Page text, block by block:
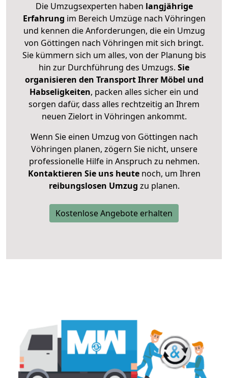
Die Umzugsexperten haben langjährige
Erfahrung im Bereich Umzüge nach Vöhringen
und kennen die Anforderungen, die ein Umzug
von Göttingen nach Vöhringen mit sich bringt.
Sie kümmern sich um alles, von der Planung bis
hin zur Durchführung des Umzugs. Sie
organisieren den Transport Ihrer Möbel und
Habseligkeiten, packen alles sicher ein und
sorgen dafür, dass alles rechtzeitig an Ihrem
neuen Zielort in Vöhringen ankommt.
Wenn Sie einen Umzug von Göttingen nach
Vöhringen planen, zögern Sie nicht, unsere
professionelle Hilfe in Anspruch zu nehmen.
Kontaktieren Sie uns heutenoch, um Ihren
reibungslosen Umzug zu planen.
Kostenlose Angebote erhalten